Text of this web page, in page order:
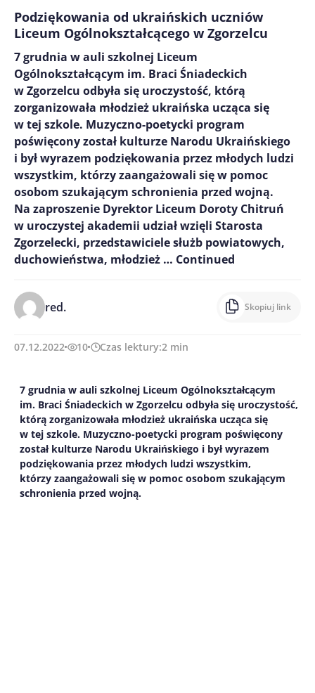
Podziękowania od ukraińskich uczniów
Liceum Ogólnokształcącego w Zgorzelcu
7 grudnia w auli szkolnej Liceum
Ogólnokształcącym im. Braci Śniadeckich
w Zgorzelcu odbyła się uroczystość, którą
zorganizowała młodzież ukraińska ucząca się
w tej szkole. Muzyczno-poetycki program
poświęcony został kulturze Narodu Ukraińskiego
i był wyrazem podziękowania przez młodych ludzi
wszystkim, którzy zaangażowali się w pomoc
osobom szukającym schronienia przed wojną.
Na zaproszenie Dyrektor Liceum Doroty Chitruń
w uroczystej akademii udział wzięli Starosta
Zgorzelecki, przedstawiciele służb powiatowych,
duchowieństwa, młodzież … Continued
red. Skopiuj link
07.12.2022 10 Czas lektury:2 min
7 grudnia w auli szkolnej Liceum Ogólnokształcącym
im. Braci Śniadeckich w Zgorzelcu odbyła się uroczystość,
którą zorganizowała młodzież ukraińska ucząca się
w tej szkole. Muzyczno-poetycki program poświęcony
został kulturze Narodu Ukraińskiego i był wyrazem
podziękowania przez młodych ludzi wszystkim,
którzy zaangażowali się w pomoc osobom szukającym
schronienia przed wojną.